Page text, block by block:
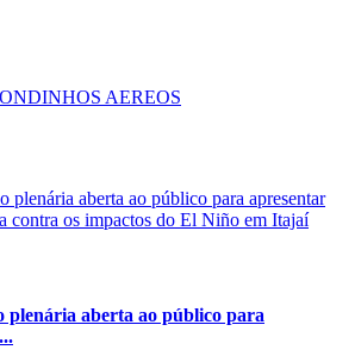
aberta ao público para